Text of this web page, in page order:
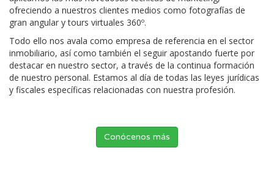
ofreciendo a nuestros clientes medios como fotografías de
gran angular y tours virtuales 360º.
Todo ello nos avala como empresa de referencia en el sector
inmobiliario, así como también el seguir apostando fuerte por
destacar en nuestro sector, a través de la continua formación
de nuestro personal. Estamos al día de todas las leyes jurídicas
y fiscales específicas relacionadas con nuestra profesión.
Conócenos más